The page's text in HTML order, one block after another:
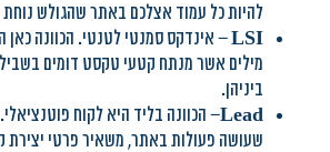
להיות כל עמוד אצלכם באתר שהגולש נוחת
LSI– אינדקס סמנטי לטנטי. הכוונה כאן
מילים אשר מנתח קטעי טקסט דומים
ביניהן.
Lead– הכוונה בליד היא לקוח
שעושה פעולות באתר, משאיר פרטי יצירת